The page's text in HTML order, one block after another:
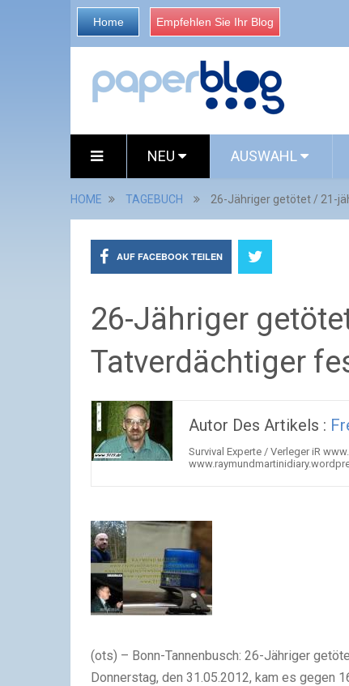
Home Empfehlen Sie Ihr Blog
NEU AUSWAHL
HOME TAGEBUCH 26-Jähriger getötet / 21-
AUF FACEBOOK TEILEN
26-Jähriger
Tatverdächtiger
Autor Des Artikels :
Survival Experte / Verleger iR
(ots) – Bonn-Tannenbusch: 26-Jähriger
Donnerstag, den 31.05.2012, kam es gegen